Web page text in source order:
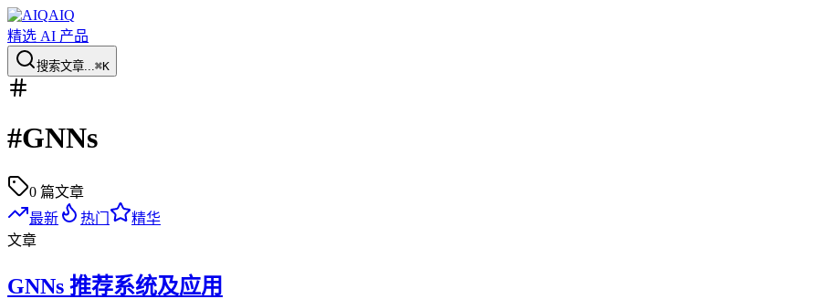
AIQ
精选 AI 产品
搜索文章...⌘K
#GNNs
0 篇文章
最新
热门
精华
文章
GNNs 推荐系统及应用